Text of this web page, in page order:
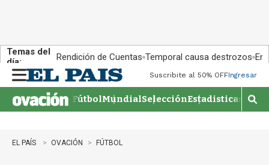
Temas del
día:
Rendición de Cuentas Temporal causa destrozos En
n
u
Suscribite al 50% OFFIngresar
FútbolMundialSelecciónEstadisticas
M
o
EL PAÍS OVACIÓN FÚTBOL